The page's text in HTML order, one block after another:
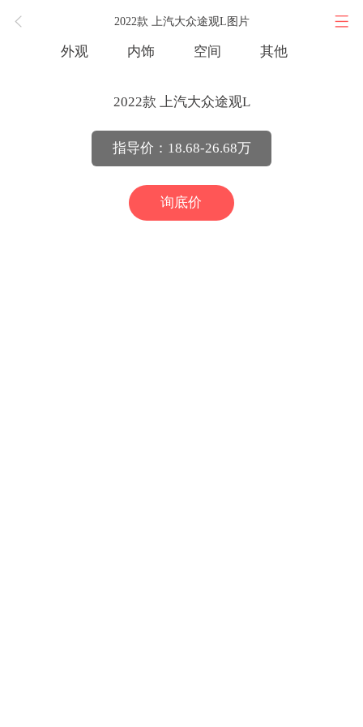
2022款 上汽大众途观L图片
外观 内饰 空间 其他
2022款 上汽大众途观L
指导价：18.68-26.68万
询底价